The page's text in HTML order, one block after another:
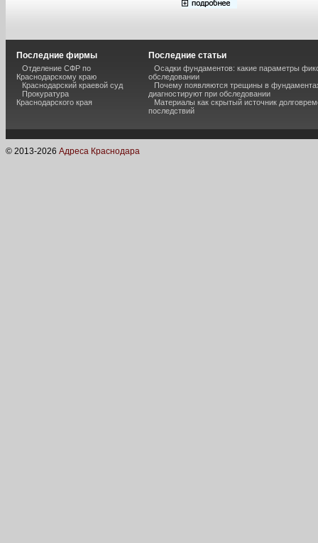
Последние фирмы
Отделение СФР по
Краснодарскому краю
Краснодарский краевой суд
Прокуратура
Краснодарского края
Последние статьи
Осадки фундаментов: какие параметры
обследовании
Почему появляются трещины в
диагностируют при обследовании
Материалы как скрытый источник
последствий
© 2013-2026 Адреса Краснодара